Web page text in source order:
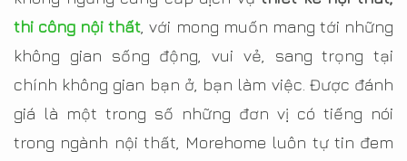
thi công nội thất, với mong muốn mang tới những
không gian sống động, vui vẻ, sang trọng tại
chính không gian bạn ở, bạn làm việc. Được đánh
giá là một trong số những đơn vị có tiếng nói
trong ngành nội thất, Morehome luôn tự tin đem